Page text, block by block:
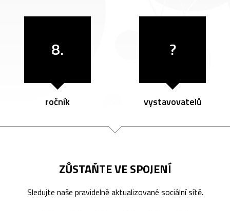
8.
ročník
?
vystavovatelů
ZŮSTAŇTE VE SPOJENÍ
Sledujte naše pravidelně aktualizované sociální sítě.